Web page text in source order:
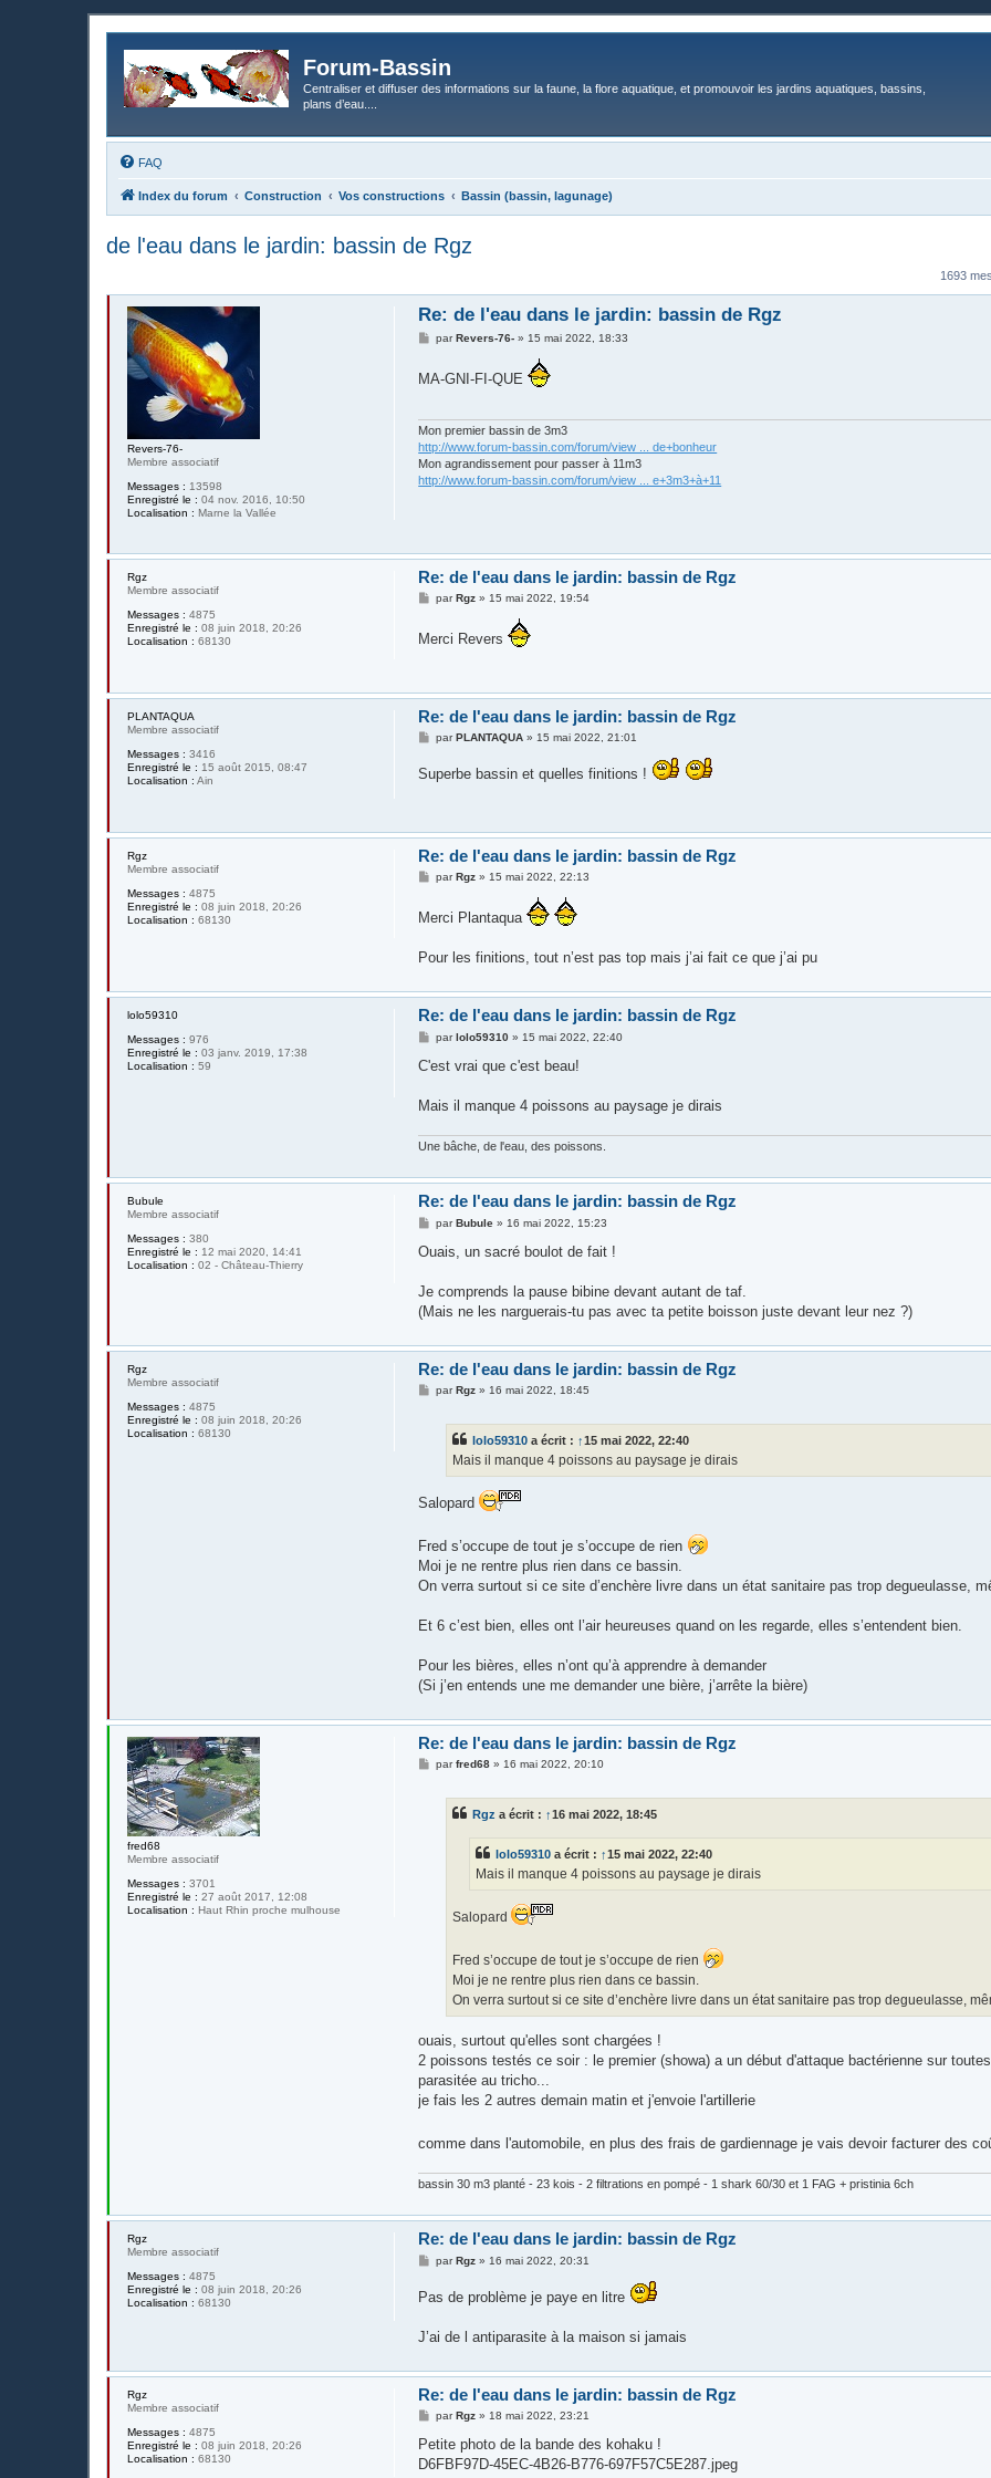
Forum-Bassin
Centraliser et diffuser des informations sur la faune, la flore aquatique, et promouvoir les jardins aquatiques, bassins,
plans d’eau....
FAQ
Index du forum Construction Vos constructions Bassin (bassin, lagunage)
de l'eau dans le jardin: bassin de Rgz
1693
Revers-76-
Membre associatif
Messages : 13598
Enregistré le : 04 nov. 2016, 10:50
Localisation : Marne la Vallée
Re: de l'eau dans le jardin: bassin de Rgz
M
s
parRevers-76- » 15 mai 2022, 18:33
MA-GNI-FI-QUE
Mon premier bassin de 3m3
http://www.forum-bassin.com/forum/view ... de+bonheur
Mon agrandissement pour passer à 11m3
http://www.forum-bassin.com/forum/view ... e+3m3+à+11
Rgz
Membre associatif
Messages : 4875
Enregistré le : 08 juin 2018, 20:26
Localisation : 68130
Re: de l'eau dans le jardin: bassin de Rgz
M
s
parRgz » 15 mai 2022, 19:54
Merci Revers
PLANTAQUA
Membre associatif
Messages : 3416
Enregistré le : 15 août 2015, 08:47
Localisation : Ain
Re: de l'eau dans le jardin: bassin de Rgz
M
s
parPLANTAQUA » 15 mai 2022, 21:01
Superbe bassin et quelles finitions !
Rgz
Membre associatif
Messages : 4875
Enregistré le : 08 juin 2018, 20:26
Localisation : 68130
Re: de l'eau dans le jardin: bassin de Rgz
M
s
e
parRgz » 15 mai 2022, 22:13
Merci Plantaqua
Pour les finitions, tout n’est pas top mais j’ai fait ce que j’ai pu
lolo59310
Messages : 976
Enregistré le : 03 janv. 2019, 17:38
Localisation : 59
Re: de l'eau dans le jardin: bassin de Rgz
M
s
g
parlolo59310 » 15 mai 2022, 22:40
C'est vrai que c'est beau!
Mais il manque 4 poissons au paysage je dirais
Une bâche, de l'eau, des poissons.
Bubule
Membre associatif
Messages : 380
Enregistré le : 12 mai 2020, 14:41
Localisation : 02 - Château-Thierry
Re: de l'eau dans le jardin: bassin de Rgz
M
s
g
parBubule » 16 mai 2022, 15:23
Ouais, un sacré boulot de fait !
Je comprends la pause bibine devant autant de taf.
(Mais ne les narguerais-tu pas avec ta petite boisson juste devant leur nez ?)
Rgz
Membre associatif
Messages : 4875
Enregistré le : 08 juin 2018, 20:26
Localisation : 68130
Re: de l'eau dans le jardin: bassin de Rgz
MparRgz » 16 mai 2022, 18:45
lolo59310 a écrit : ↑15 mai 2022, 22:40
Mais il manque 4 poissons au paysage je dirais
Salopard
Fred s’occupe de tout je s’occupe de rien
Moi je ne rentre plus rien dans ce bassin.
On verra surtout si ce site d’enchère livre dans un état sanitaire pas trop degueulasse,
Et 6 c’est bien, elles ont l’air heureuses quand on les regarde, elles s’entendent bien.
Pour les bières, elles n’ont qu’à apprendre à demander
(Si j’en entends une me demander une bière, j’arrête la bière)
fred68
Membre associatif
Messages : 3701
Enregistré le : 27 août 2017, 12:08
Localisation : Haut Rhin proche mulhouse
Re: de l'eau dans le jardin: bassin de Rgz
Mparfred68 »16 mai 2022, 20:10
Rgz a écrit : ↑16 mai 2022, 18:45
lolo59310 a écrit : ↑15 mai 2022, 22:40
Mais il manque 4 poissons au paysage je dirais
Salopard
Fred s’occupe de tout je s’occupe de rien
Moi je ne rentre plus rien dans ce bassin.
On verra surtout si ce site d’enchère livre dans un état sanitaire pas trop degueulasse,
ouais, surtout qu'elles sont chargées !
2 poissons testés ce soir : le premier (showa) a un début d'attaque bactérienne sur
parasitée au tricho...
je fais les 2 autres demain matin et j'envoie l'artillerie
comme dans l'automobile, en plus des frais de gardiennage je vais devoir facturer des
bassin 30 m3 planté - 23 kois - 2 filtrations en pompé - 1 shark 60/30 et 1 FAG + pristinia 6ch
Rgz
Membre associatif
Messages : 4875
Enregistré le : 08 juin 2018, 20:26
Localisation : 68130
Re: de l'eau dans le jardin: bassin de Rgz
M
s
e
parRgz » 16 mai 2022, 20:31
Pas de problème je paye en litre
J’ai de l antiparasite à la maison si jamais
Rgz
Membre associatif
Messages : 4875
Enregistré le : 08 juin 2018, 20:26
Localisation : 68130
Re: de l'eau dans le jardin: bassin de Rgz
M
s
a
par Rgz »18 mai 2022, 23:21
Petite photo de la bande des kohaku !
D6FBF97D-45EC-4B26-B776-697F57C5E287.jpeg